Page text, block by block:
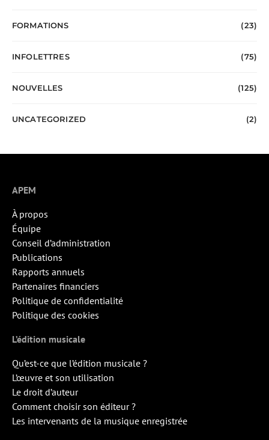
FORMATIONS (23)
INFOLETTRES (75)
NOUVELLES (125)
UNCATEGORIZED (2)
APEM
À propos
Équipe
Conseil d’administration
Publications
Rapports annuels
Partenaires financiers
Politique de confidentialité
Politique des cookies
L’édition musicale
Qu’est-ce que l’édition musicale ?
L’œuvre et son utilisation
Le droit d’auteur
Comment choisir son éditeur ?
Les intervenants de la musique enregistrée